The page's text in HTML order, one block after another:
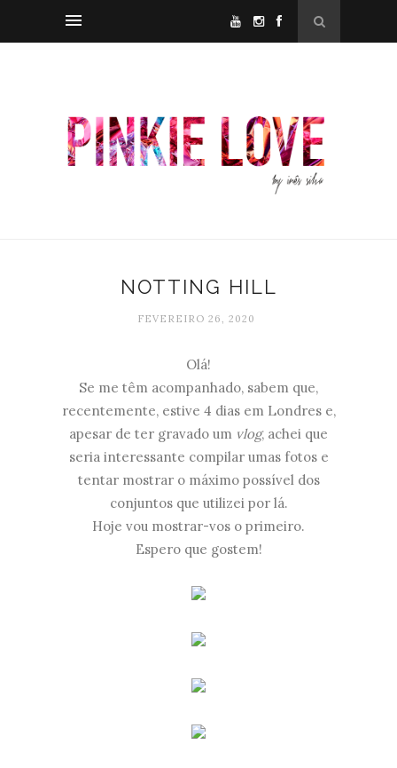
NOTTING HILL
FEVEREIRO 26, 2020
Olá!
Se me têm acompanhado, sabem que,
recentemente, estive 4 dias em Londres e,
apesar de ter gravado um vlog, achei que
seria interessante compilar umas fotos e
tentar mostrar o máximo possível dos
conjuntos que utilizei por lá.
Hoje vou mostrar-vos o primeiro.
Espero que gostem!